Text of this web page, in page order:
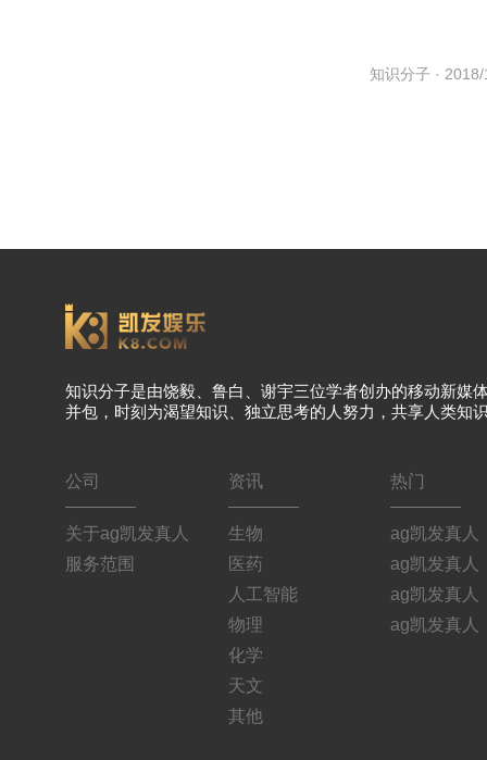
知识分子 ·
知识分子是由饶毅、鲁白、谢宇三位学者创办的移动新媒
并包，时刻为渴望知识、独立思考的人努力，共享人类知
公司
关于ag凯发真人
服务范围
资讯
生物
医药
人工智能
物理
化学
天文
其他
热门
ag凯发真人
ag凯发真人
ag凯发真人
ag凯发真人